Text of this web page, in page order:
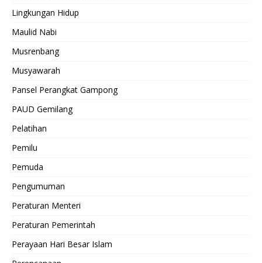
Lingkungan Hidup
Maulid Nabi
Musrenbang
Musyawarah
Pansel Perangkat Gampong
PAUD Gemilang
Pelatihan
Pemilu
Pemuda
Pengumuman
Peraturan Menteri
Peraturan Pemerintah
Perayaan Hari Besar Islam